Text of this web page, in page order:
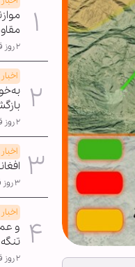
۲ روز قبل
۲ روز قبل
۳ روز قبل
و
۲ روز قبل